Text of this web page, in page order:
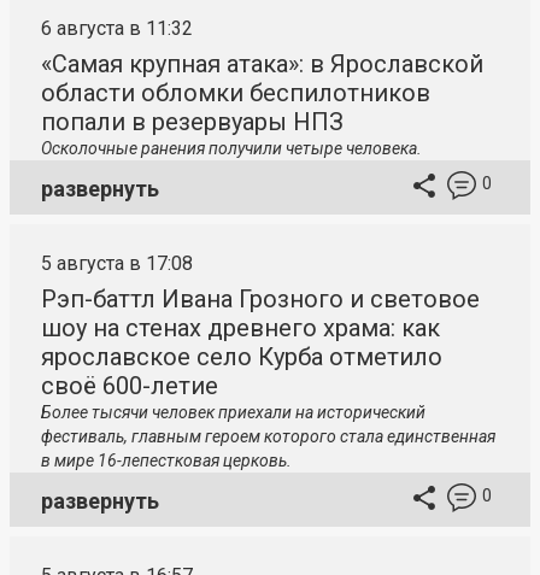
6 августа в 11:32
«Самая крупная атака»: в Ярославской
области обломки беспилотников
попали в резервуары НПЗ
Осколочные ранения получили четыре человека.
развернуть 0
5 августа в 17:08
Рэп-баттл Ивана Грозного и световое
шоу на стенах древнего храма: как
ярославское село Курба отметило
своё 600-летие
Более тысячи человек приехали на исторический
фестиваль, главным героем которого стала единственная
в мире 16-лепестковая церковь.
развернуть 0